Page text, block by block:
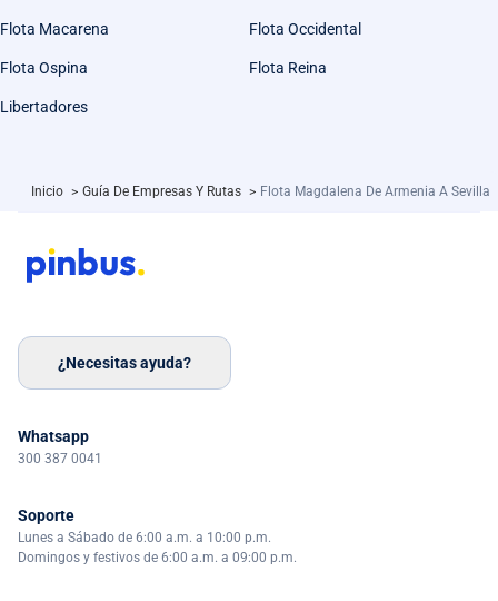
Flota Macarena Flota Occidental
Flota Ospina Flota Reina
Libertadores
Inicio > Guía De Empresas Y Rutas > Flota Magdalena De Armenia A Sevilla
¿Necesitas ayuda?
Whatsapp
300 387 0041
Soporte
Lunes a Sábado de 6:00 a.m. a 10:00 p.m.
Domingos y festivos de 6:00 a.m. a 09:00 p.m.